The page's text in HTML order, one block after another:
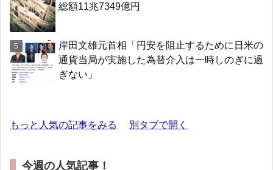
総額11兆7349億円
岸田文雄元首相「円安を阻止するために日米の
通貨当局が実施した為替介入は一時しのぎに過
ぎない」
もっと人気の記事をみる 別タブで開く
今週の人気記事！